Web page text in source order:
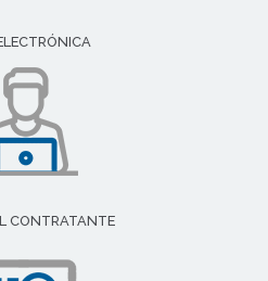
CONTRATANTE